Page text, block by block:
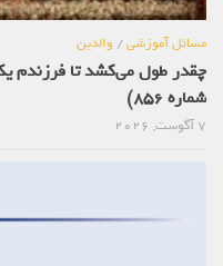
مسائل آموزشی/ والدین
چقدر طول می‌کشد تا فرزندم
شماره 856)
7 آگوست, 2026